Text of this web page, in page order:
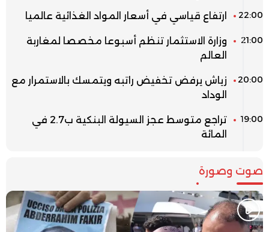
22:00 ارتفاع قياسي في أسعار المواد الغذائية عالميا
21:00
وزارة الاستثمار تنظم أسبوعا مخصصا لمغاربة
العالم
20:00
زياش يرفض تخفيض راتبه ويتمسك بالاستمرار مع
الوداد
19:00
تراجع متوسط عجز السيولة البنكية ب2.7 في
المائة
صوت وصورة